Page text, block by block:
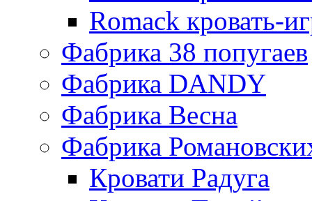
Romack кровать-
Фабрика 38 попугаев
Фабрика DАNDY
Фабрика Весна
Фабрика
Кровати Радуга